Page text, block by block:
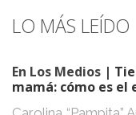
LO MÁS LEÍDO
En Los Medios |
mamá: cómo es el